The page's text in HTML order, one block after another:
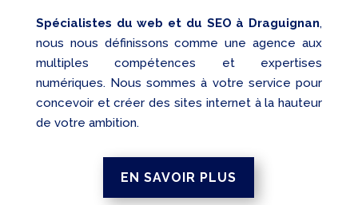
Spécialistes du web et du SEO à Draguignan,
nous nous définissons comme une agence aux
multiples compétences et expertises
numériques. Nous sommes à votre service pour
concevoir et créer des sites internet à la hauteur
de votre ambition.
EN SAVOIR PLUS